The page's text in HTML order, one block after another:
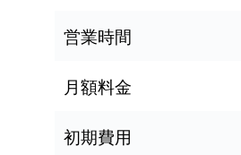
営業時間
月額料金
初期費用